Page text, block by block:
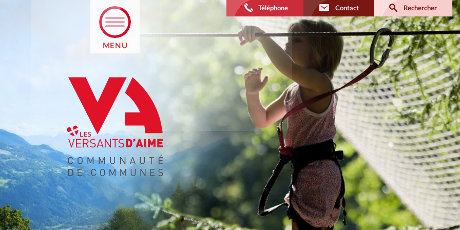
Téléphone Contact Rechercher
MENU
ÉDUCATIF
EN LIGNE